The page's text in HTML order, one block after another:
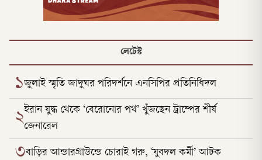
লেটেস্ট
১জুলাই স্মৃতি জাদুঘর পরিদর্শনে এনসিপির প্রতিনিধিদল
২ইরান যুদ্ধ থেকে ‘বেরোনোর পথ’ খুঁজছেন ট্রাম্পের শীর্ষ
জেনারেল
৩বাড়ির আন্ডারগ্রাউন্ডে চোরাই গরু, ‘যুবদল কর্মী’ আটক